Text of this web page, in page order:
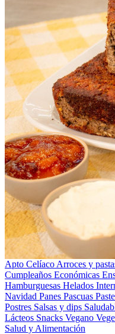
Apto Celíaco Arroces y
Cumpleaños Económicas
Hamburguesas Helados
Navidad Panes Pascuas
Postres Salsas y dips
Lácteos Snacks Vegano
Salud y Alimentación